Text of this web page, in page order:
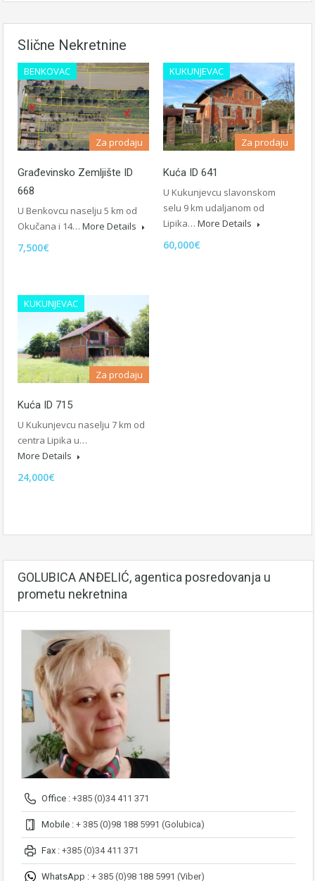
Slične Nekretnine
BENKOVAC
Za prodaju
Građevinsko Zemljište ID
668
U Benkovcu naselju 5 km od
Okučana i 14… More Details
7,500€
KUKUNJEVAC
Za prodaju
Kuća ID 641
U Kukunjevcu slavonskom
selu 9 km udaljanom od
Lipika… More Details
60,000€
KUKUNJEVAC
Za prodaju
Kuća ID 715
U Kukunjevcu naselju 7 km od
centra Lipika u…
More Details
24,000€
GOLUBICA ANĐELIĆ, agentica posredovanja u
prometu nekretnina
Office : +385 (0)34 411 371
Mobile : + 385 (0)98 188 5991 (Golubica)
Fax : +385 (0)34 411 371
WhatsApp : + 385 (0)98 188 5991 (Viber)